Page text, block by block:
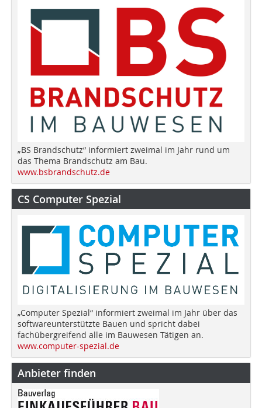
„BS Brandschutz“ informiert zweimal im Jahr rund um
das Thema Brandschutz am Bau.
www.bsbrandschutz.de
CS Computer Spezial
„Computer Spezial“ informiert zweimal im Jahr über das
softwareunterstützte Bauen und spricht dabei
fachübergreifend alle im Bauwesen Tätigen an.
www.computer-spezial.de
Anbieter finden